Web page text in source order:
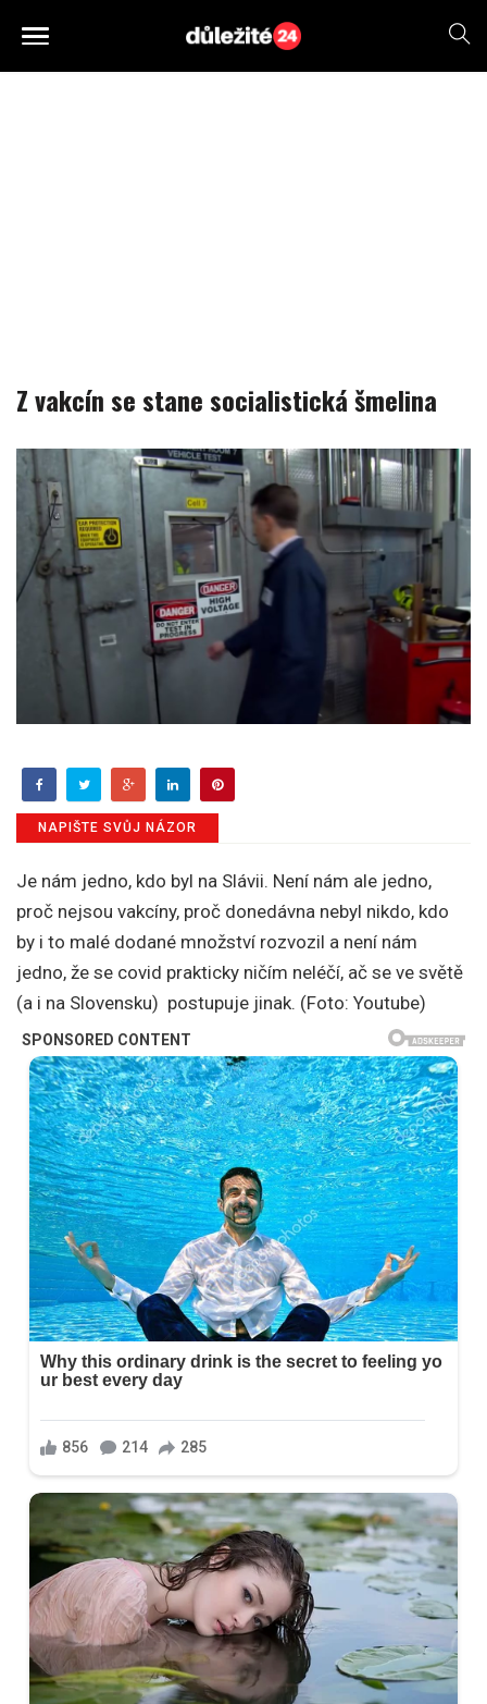
Z vakcín se stane socialistická šmelina
NAPIŠTE SVŮJ NÁZOR
Je nám jedno, kdo byl na Slávii. Není nám ale jedno,
proč nejsou vakcíny, proč donedávna nebyl nikdo, kdo
by i to malé dodané množství rozvozil a není nám
jedno, že se covid prakticky ničím neléčí, ač se ve světě
(a i na Slovensku) postupuje jinak. (Foto: Youtube)